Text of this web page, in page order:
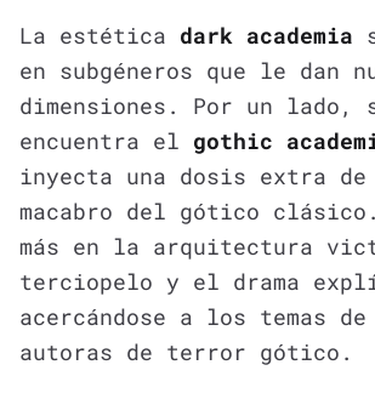
La estética dark academia
en subgéneros que le dan
dimensiones. Por un lado,
encuentra el gothic
inyecta una dosis extra de
macabro del gótico
más en la arquitectura
terciopelo y el drama
acercándose a los temas
autoras de terror gótico.